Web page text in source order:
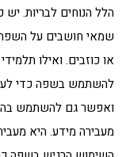
הלל הנוחים לבריות.
שמאי חושבים על השפה
או כוזבים. ואילו
להשתמש בשפה כדי
ואפשר גם להשתמש בה
מעבירה מידע. היא